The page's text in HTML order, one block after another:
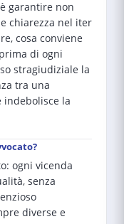
garantire non
chiarezza nel iter
cosa conviene
di ogni
stragiudiziale la
tra una
indebolisce la
ogni vicenda
senza
diverse e